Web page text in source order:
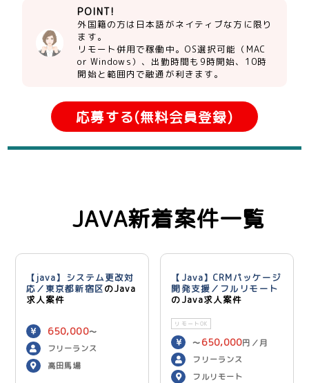
POINT!
外国籍の方は日本語がネイティブな方に限り
ます。
リモート併用で稼働中。OS選択可能（MAC
or Windows）、出勤時間も9時開始、10時
開始と範囲内で融通が利きます。
応募する(無料会員登録)
JAVA新着案件一覧
【java】システム更改対
応／東京都新宿区のJava
求人案件
650,000〜
750,000 円／月
フリーランス
高田馬場
【Java】CRMパッケージ
開発支援／フルリモート
のJava求人案件
リモートOK
〜 650,000円／月
フリーランス
フルリモート